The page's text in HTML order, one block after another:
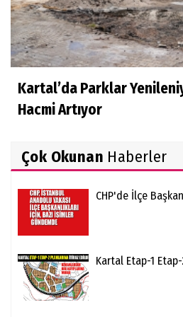
Kartal’da Parklar
Hacmi Artıyor
Çok Okunan Haberler
CHP'de İlçe
Kartal Etap-1